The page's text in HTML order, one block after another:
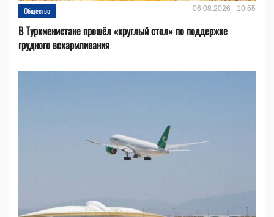
Общество 06.08.2026 - 10:55
В Туркменистане прошёл «круглый стол» по поддержке
грудного вскармливания